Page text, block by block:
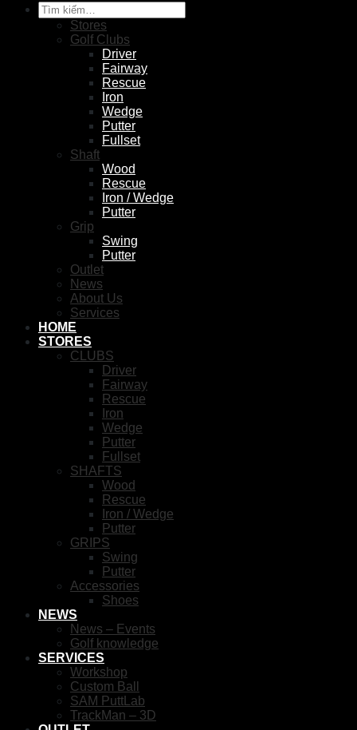
Tìm
kiếm: Stores
Golf Clubs
Driver
Fairway
Rescue
Iron
Wedge
Putter
Fullset
Shaft
Wood
Rescue
Iron / Wedge
Putter
Grip
Swing
Putter
Outlet
News
About Us
Services
HOME
STORES
CLUBS
Driver
Fairway
Rescue
Iron
Wedge
Putter
Fullset
SHAFTS
Wood
Rescue
Iron / Wedge
Putter
GRIPS
Swing
Putter
Accessories
Shoes
NEWS
News – Events
Golf knowledge
SERVICES
Workshop
Custom Ball
SAM PuttLab
TrackMan – 3D